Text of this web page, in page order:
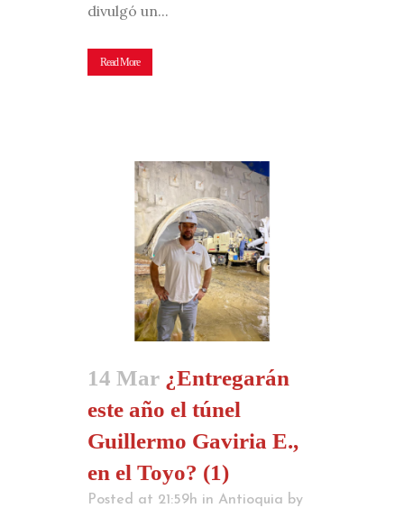
divulgó un...
Read More
14 Mar ¿Entregarán
este año el túnel
Guillermo Gaviria E.,
en el Toyo? (1)
Posted at 21:59h in Antioquia by